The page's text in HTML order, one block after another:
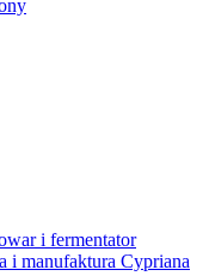
i fermentator
i manufaktura Cypriana